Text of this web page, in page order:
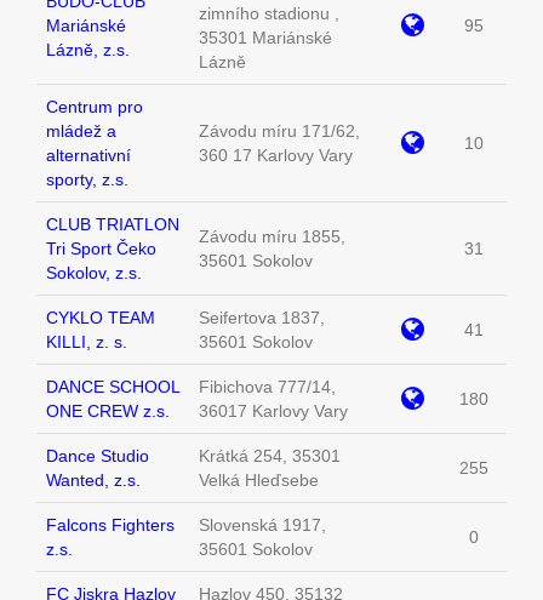
Mariánské
Lázně, z.s.
zimního stadionu ,
35301 Mariánské
Lázně
95
Centrum pro
mládež a
alternativní
sporty, z.s.
Závodu míru 171/62,
360 17 Karlovy Vary
10
CLUB TRIATLON
Tri Sport Čeko
Sokolov, z.s.
Závodu míru 1855,
35601 Sokolov
31
CYKLO TEAM
KILLI, z. s.
Seifertova 1837,
35601 Sokolov
41
DANCE SCHOOL
ONE CREW z.s.
Fibichova 777/14,
36017 Karlovy Vary
180
Dance Studio
Wanted, z.s.
Krátká 254, 35301
Velká Hleďsebe
255
Falcons Fighters
z.s.
Slovenská 1917,
35601 Sokolov
0
FC Jiskra Hazlov Hazlov 450, 35132